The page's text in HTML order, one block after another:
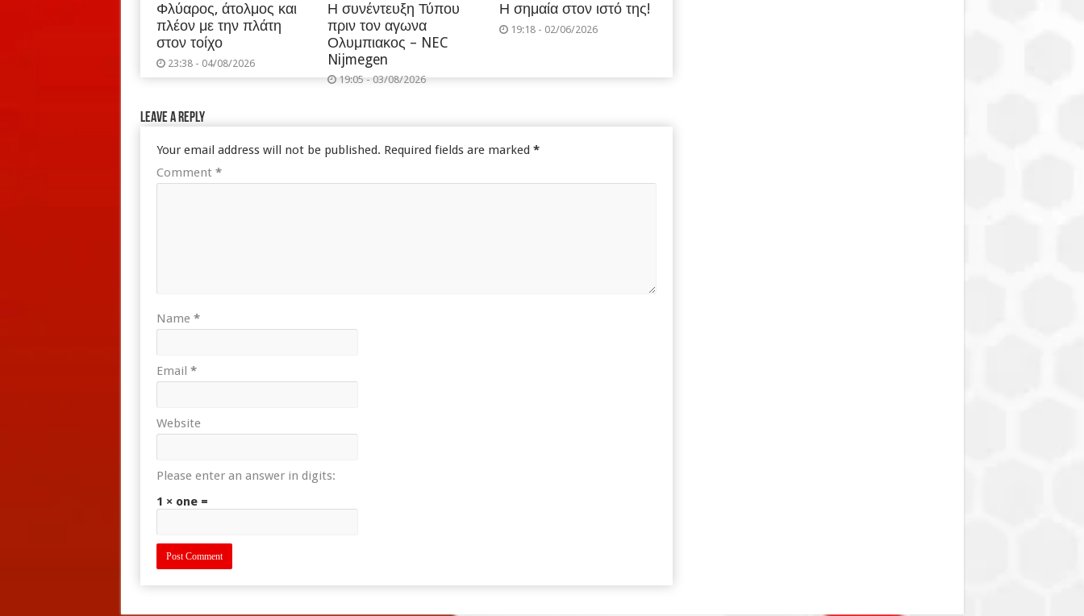
Φλύαρος, άτολμος και
πλέον με την πλάτη
στον τοίχο
23:38 - 04/08/2026
Η συνέντευξη Τύπου
πριν τον αγωνα
Ολυμπιακος – NEC
Nijmegen
19:05 - 03/08/2026
Η σημαία στον ιστό της!
19:18 - 02/06/2026
Leave a Reply
Your email address will not be published. Required fields are marked *
Comment *
Name *
Email *
Website
Please enter an answer in digits:
1 × one =